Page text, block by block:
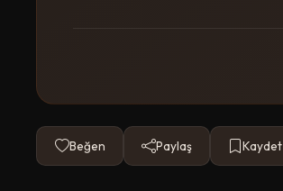
Beğen Paylaş Kaydet